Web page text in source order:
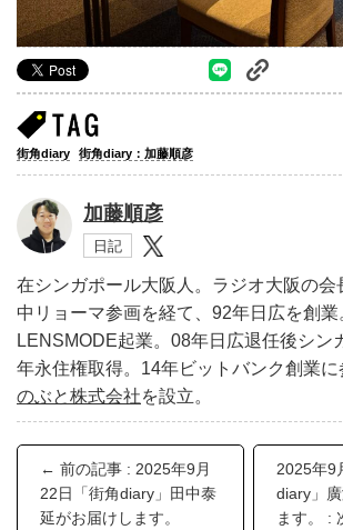
街角diary 街角diary：加藤順彦
加藤順彦
日記
在シンガポール大阪人。ラジオ大阪の会
中リョーマ参画を経て、92年日広を創業
LENSMODE起業。08年日広退任後シ
年永住権取得。14年ビットバンク創業
のぶと株式会社を設立。
← 前の記事 : 2025年9月
22日「街角diary」田中泰
延がお届けします。
2025年9
diary」
ます。 :